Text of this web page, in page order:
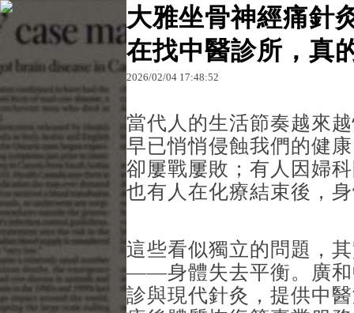
原文網址：http://blog.udn.com/es68cgxu57647/
大雅坐骨神經痛針
在找中醫診所，真
2026/02/04 17:48:52
當代人的生活節奏越來
早已悄悄侵蝕我們的健
卻屢戰屢敗；有人因婦
也有人在化療結束後，
這些看似獨立的問題，
——身體失去平衡。廣和
診與現代針灸，提供中